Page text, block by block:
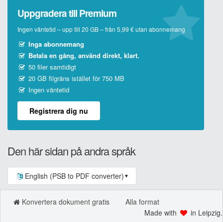
Uppgradera till Premium
Ingen väntetid – upp till 20 GB – från 5,99 € utan abonnemang
Inga abonnemang
Betala en gång, använd direkt, klart.
50 filer samtidigt
20 GB filgräns istället för 750 MB
Ingen väntetid
Registrera dig nu
Den här sidan på andra språk
English (PSB to PDF converter) ▼
Konvertera dokument gratis
Alla format
Made with
in Leipzig.